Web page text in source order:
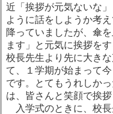
近「挨拶が元気ないな
ように話をしようか考
降っていましたが、傘
ます」と元気に挨拶を
校長先生より先に大き
て、１学期が始まって
です。とてもうれしか
は、皆さんと笑顔で挨
入学式のときに、校長